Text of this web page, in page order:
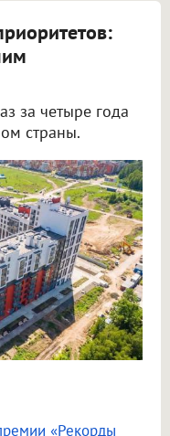
за четыре года
страны.
«Рекорды